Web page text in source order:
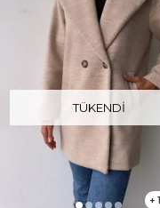
TÜKENDI
1